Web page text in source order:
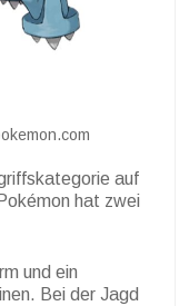
auf
hat zwei
und ein
Bei der Jagd